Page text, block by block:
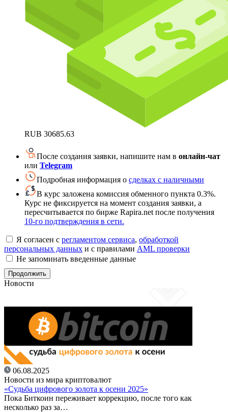
RUB 30685.63
После создания заявки, напишите нам в онлайн-чат
или Telegram
Подробная информация о сделках с наличными
В курс заложена комиссия обменного пункта 0.3%.
Курс не фиксируется на момент создания заявки, а
пересчитывается по бирже Rapira.net после получения
10-го подтверждения в сети.
Я согласен с регламентом сервиса, обработкой
персональных данных и с правилами AML проверки
Не запоминать введенные данные
Новости
06.08.2025
Новости из мира криптовалют
«Судьба цифрового золота к осени 2025»
Пока Биткоин переживает коррекцию, после того как
несколько раз за…